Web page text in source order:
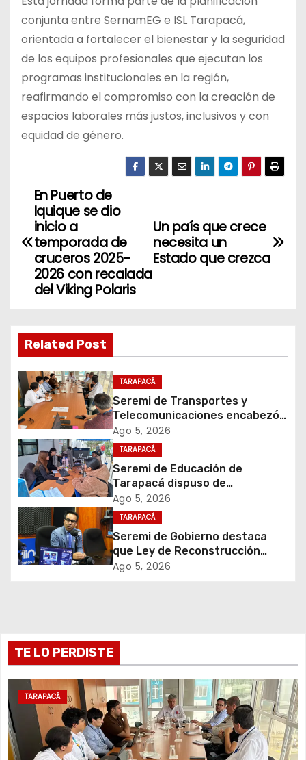
conjunta entre SernamEG e ISL Tarapacá,
orientada a fortalecer el bienestar y la seguridad
de los equipos profesionales que ejecutan los
programas institucionales en la región,
reafirmando el compromiso con la creación de
espacios laborales más justos, inclusivos y con
equidad de género.
N
a
a
c
i
ó
n
d
e
e
a
d
Un país que crece
necesita un
Estado que crezca
En Puerto de
Iquique se dio
inicio a
temporada de
cruceros 2025-
2026 con recalada
del Viking Polaris
Related Post
TARAPACÁ
Seremi de Transportes y
Telecomunicaciones encabezó
primera mesa de coordinación
para el retiro de cables en
desuso en Iquique
Ago 5, 2026
TARAPACÁ
Seremi de Educación de
Tarapacá dispuso de
facilitadores para apoyar
proceso de Admisión Escolar
2027
Ago 5, 2026
TARAPACÁ
Seremi de Gobierno destaca
que Ley de Reconstrucción
Nacional impulsará la inversión
Ago 5, 2026
TE LO PERDISTE
TARAPACÁ